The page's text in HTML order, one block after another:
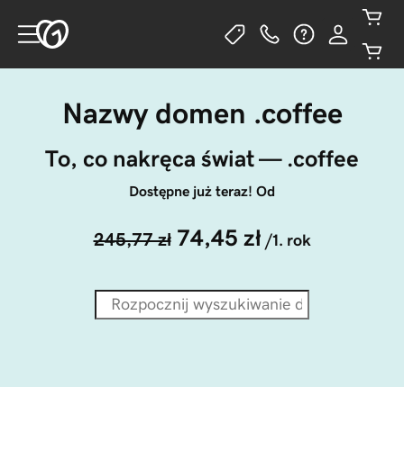
Nazwy domen .coffee
To, co nakręca świat — .coffee
Dostępne już teraz! Od
245,77 zł 74,45 zł /1. rok